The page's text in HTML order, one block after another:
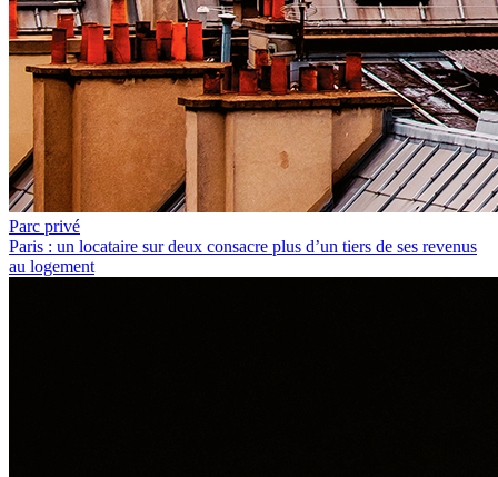
Parc privé
Paris : un locataire sur deux consacre plus d’un tiers de ses revenus
au logement